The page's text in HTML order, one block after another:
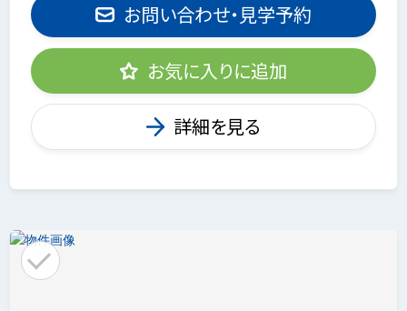
お問い合わせ・見学予約
お気に入りに追加
詳細を見る